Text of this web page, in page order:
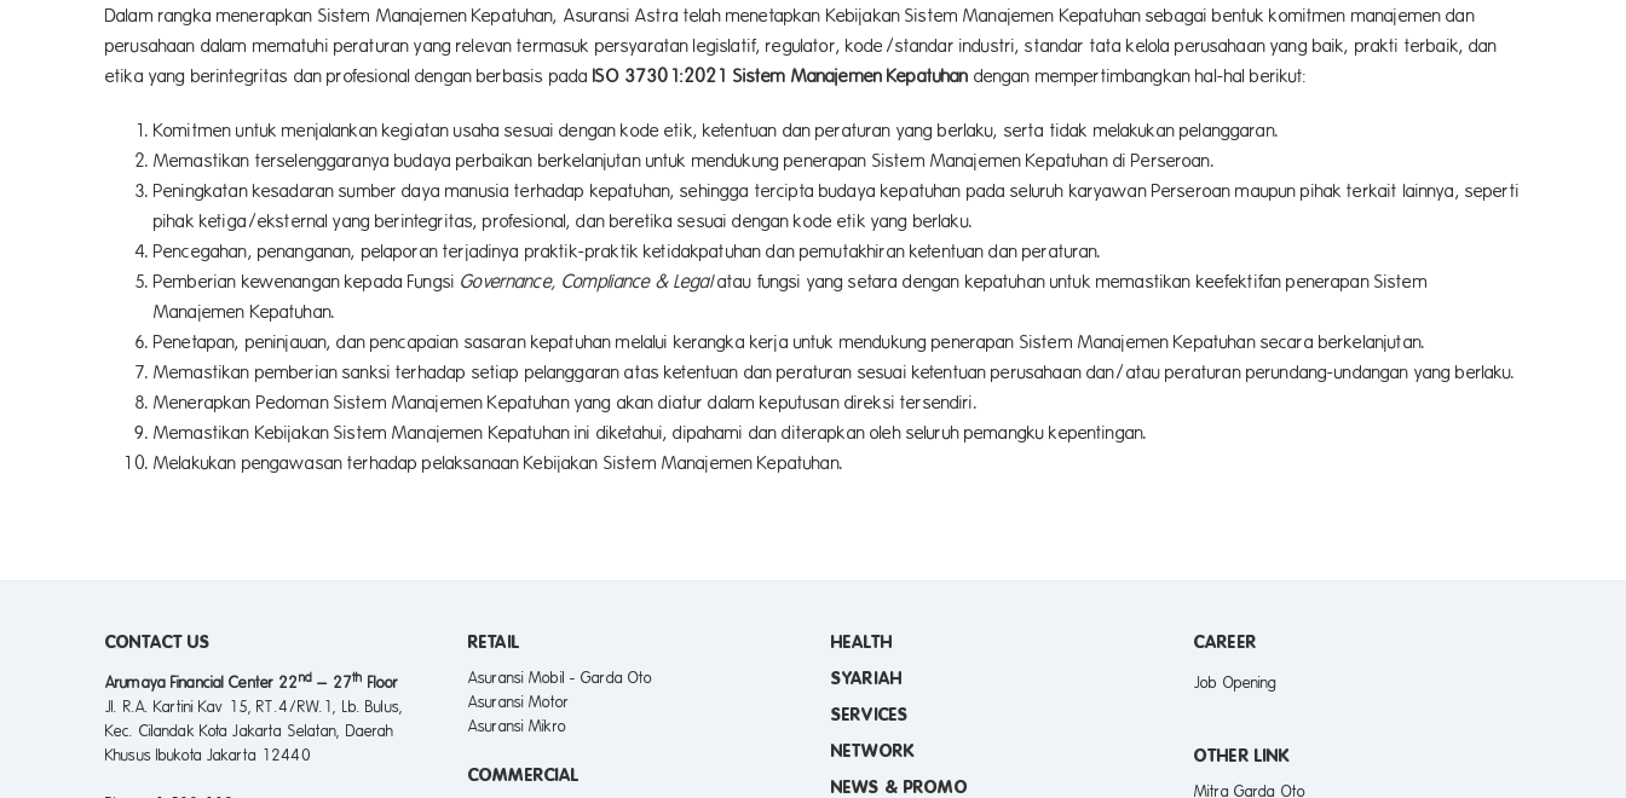
Dalam rangka menerapkan Sistem Manajemen Kepatuhan, Asuransi Astra telah menetapkan Kebijakan Sistem Manajemen Kepatuhan sebagai bentuk komitmen manajemen dan
perusahaan dalam mematuhi peraturan yang relevan termasuk persyaratan legislatif, regulator, kode/standar industri, standar tata kelola perusahaan yang baik, prakti terbaik, dan
etika yang berintegritas dan profesional dengan berbasis padaISO 37301:2021 Sistem Manajemen Kepatuhan dengan mempertimbangkan hal-hal berikut:
Komitmen untuk menjalankan kegiatan usaha sesuai dengan kode etik, ketentuan dan peraturan yang berlaku, serta tidak melakukan pelanggaran.
Memastikan terselenggaranya budaya perbaikan berkelanjutan untuk mendukung penerapan Sistem Manajemen Kepatuhan di Perseroan.
Peningkatan kesadaran sumber daya manusia terhadap kepatuhan, sehingga tercipta budaya kepatuhan pada seluruh karyawan Perseroan maupun pihak terkait lainnya, seperti
pihak ketiga/eksternal yang berintegritas, profesional, dan beretika sesuai dengan kode etik yang berlaku.
Pencegahan, penanganan, pelaporan terjadinya praktik-praktik ketidakpatuhan dan pemutakhiran ketentuan dan peraturan.
Pemberian kewenangan kepada Fungsi Governance, Compliance & Legalatau fungsi yang setara dengan kepatuhan untuk memastikan keefektifan penerapan Sistem
Manajemen Kepatuhan.
Penetapan, peninjauan, dan pencapaian sasaran kepatuhan melalui kerangka kerja untuk mendukung penerapan Sistem Manajemen Kepatuhan secara berkelanjutan.
Memastikan pemberian sanksi terhadap setiap pelanggaran atas ketentuan dan peraturan sesuai ketentuan perusahaan dan/atau peraturan perundang-undangan yang berlaku.
Menerapkan Pedoman Sistem Manajemen Kepatuhan yang akan diatur dalam keputusan direksi tersendiri.
Memastikan Kebijakan Sistem Manajemen Kepatuhan ini diketahui, dipahami dan diterapkan oleh seluruh pemangku kepentingan.
Melakukan pengawasan terhadap pelaksanaan Kebijakan Sistem Manajemen Kepatuhan.
CONTACT US
Arumaya Financial Center 22nd– 27th Floor
Jl. R.A. Kartini Kav 15, RT.4/RW.1, Lb. Bulus,
Kec. Cilandak Kota Jakarta Selatan, Daerah
Khusus Ibukota Jakarta 12440
RETAIL
Asuransi Mobil - Garda Oto
Asuransi Motor
Asuransi Mikro
COMMERCIAL
HEALTH
SYARIAH
SERVICES
NETWORK
NEWS & PROMO
CAREER
Job Opening
OTHER LINK
Mitra Garda Oto